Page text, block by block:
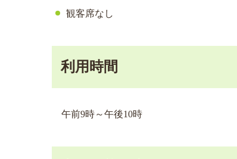
観客席なし
利用時間
午前9時～午後10時